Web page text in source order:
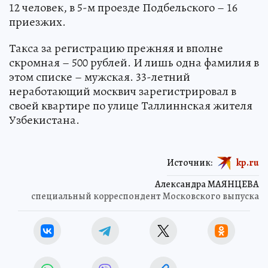
12 человек, в 5-м проезде Подбельского – 16
приезжих.
Такса за регистрацию прежняя и вполне
скромная – 500 рублей. И лишь одна фамилия в
этом списке – мужская. 33-летний
неработающий москвич зарегистрировал в
своей квартире по улице Таллиннская жителя
Узбекистана.
Александра МАЯНЦЕВА
специальный корреспондент Московского выпуска
Источник: kp.ru